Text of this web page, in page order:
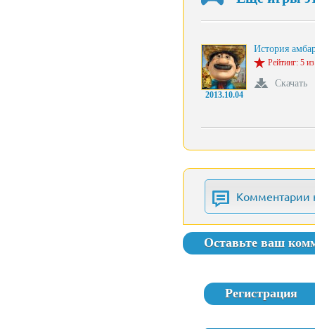
2013.10.04
История
Рейтинг: 5
Скачать
Комментарии
Оставьте ваш
Регистрация